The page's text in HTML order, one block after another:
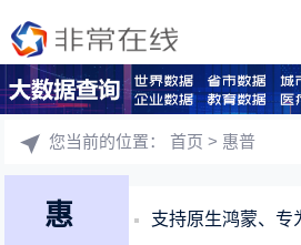
您当前的位置：首页 > 惠普
惠
支持原生鸿蒙、专为中国市场打造！惠